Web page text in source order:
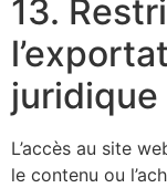
13.
juridique
L’accès au site
le contenu ou